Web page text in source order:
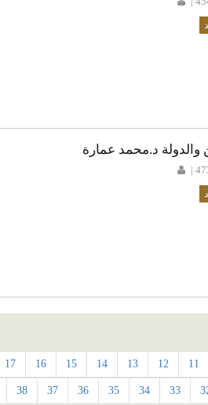
والدولة د.محمد عمارة
11
12
13
14
15
16
17
33
34
35
36
37
38